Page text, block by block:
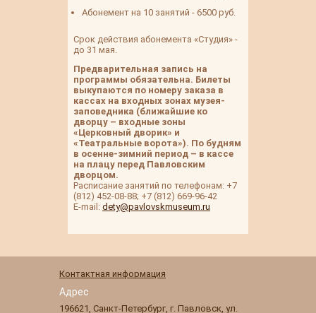
Абонемент на 10 занятий - 6500 руб.
Срок действия абонемента «Студия» -
до 31 мая.
Предварительная запись на
программы обязательна. Билеты
выкупаются по номеру заказа в
кассах на входных зонах музея-
заповедника (ближайшие ко
дворцу – входные зоны
«Церковный дворик» и
«Театральные ворота»). По будням
в осенне-зимний период – в кассе
на плацу перед Павловским
дворцом.
Расписание занятий по телефонам: +7
(812) 452-08-88; +7 (812) 669-96-42
E-mail: dety@pavlovskmuseum.ru
Контактная информация
Адрес
196621 , Санкт-Петербург, г. Павловск, ул.